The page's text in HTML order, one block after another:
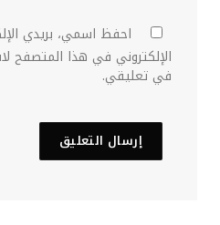
احفظ اسمي، بريدي
الإلكتروني في هذا المتصفح
في تعليقي.